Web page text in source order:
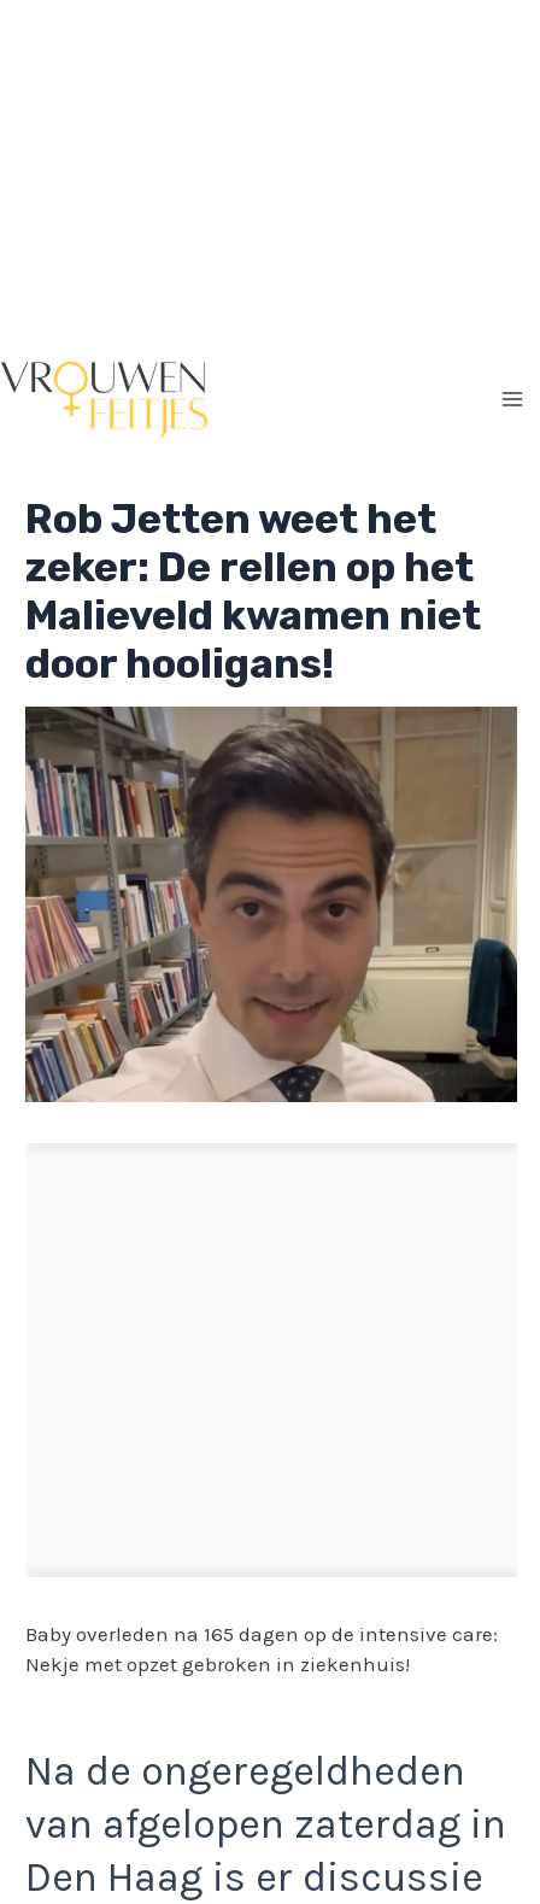
Rob Jetten weet het
zeker: De rellen op het
Malieveld kwamen niet
door hooligans!
Baby overleden na 165 dagen op de intensive care:
Nekje met opzet gebroken in ziekenhuis!
Na de ongeregeldheden
van afgelopen zaterdag in
Den Haag is er discussie